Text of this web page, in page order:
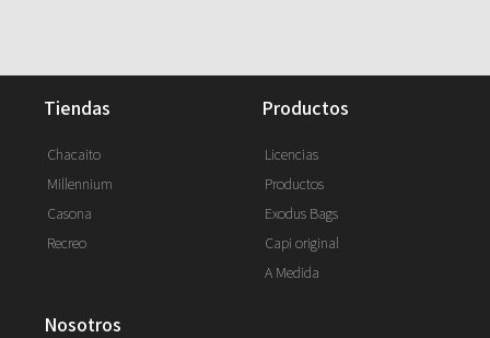
tiendas
Chacaito
Millennium
Casona
Recreo
productos
Licencias
Productos
Exodus Bags
Capi original
A Medida
nosotros